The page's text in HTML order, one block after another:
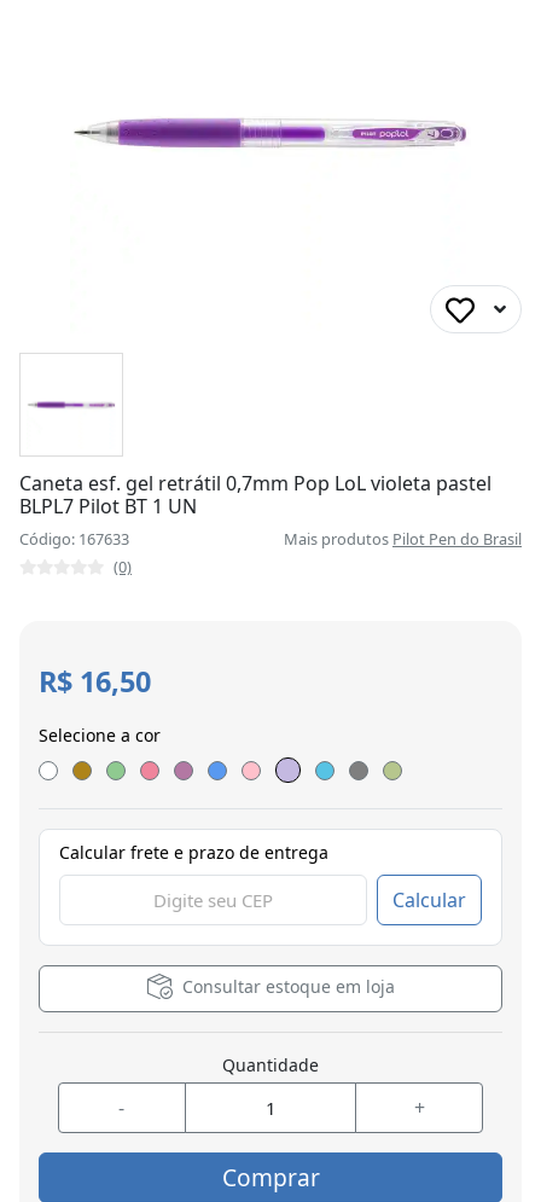
Caneta esf. gel retrátil 0,7mm Pop LoL violeta pastel
BLPL7 Pilot BT 1 UN
Código: 167633 Mais produtos Pilot Pen do Brasil
(0)
R$ 16,50
Selecione a cor
Calcular frete e prazo de entrega
Calcular
Consultar estoque em loja
Quantidade
- +
Comprar